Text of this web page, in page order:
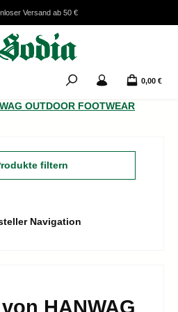
Versand ab 50 €
0,00 €
OUTDOOR FOOTWEAR
filtern
Navigation
HANWAG